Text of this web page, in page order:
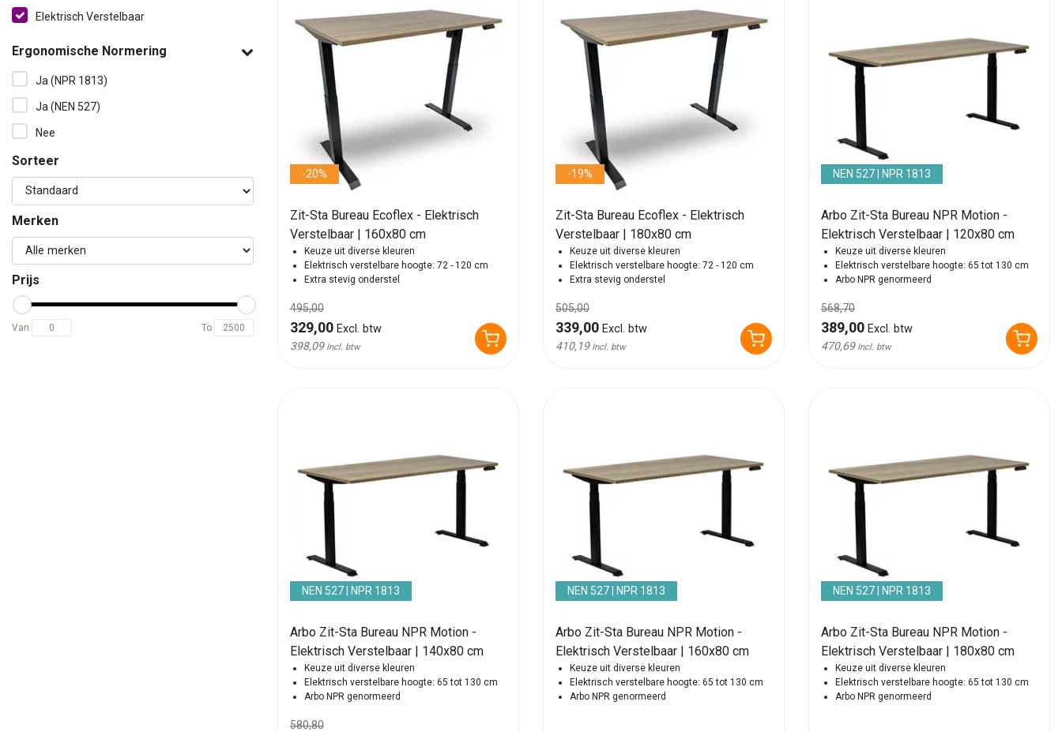
Elektrisch Verstelbaar
Ergonomische Normering
Ja (NPR 1813)
Ja (NEN 527)
Nee
Sorteer
Merken
Prijs
Van To
-20%
Zit-Sta Bureau Ecoflex - Elektrisch
Verstelbaar | 160x80 cm
Keuze uit diverse kleuren
Elektrisch verstelbare hoogte: 72 - 120 cm
Extra stevig onderstel
495,00
329,00 Excl. btw
398,09 Incl. btw
-19%
Zit-Sta Bureau Ecoflex - Elektrisch
Verstelbaar | 180x80 cm
Keuze uit diverse kleuren
Elektrisch verstelbare hoogte: 72 - 120 cm
Extra stevig onderstel
505,00
339,00 Excl. btw
410,19 Incl. btw
NEN 527 | NPR 1813
Arbo Zit-Sta Bureau NPR Motion -
Elektrisch Verstelbaar | 120x80 cm
Keuze uit diverse kleuren
Elektrisch verstelbare hoogte: 65 tot 130 cm
Arbo NPR genormeerd
568,70
389,00 Excl. btw
470,69 Incl. btw
NEN 527 | NPR 1813
Arbo Zit-Sta Bureau NPR Motion -
Elektrisch Verstelbaar | 140x80 cm
Keuze uit diverse kleuren
Elektrisch verstelbare hoogte: 65 tot 130 cm
Arbo NPR genormeerd
580,80
NEN 527 | NPR 1813
Arbo Zit-Sta Bureau NPR Motion -
Elektrisch Verstelbaar | 160x80 cm
Keuze uit diverse kleuren
Elektrisch verstelbare hoogte: 65 tot 130 cm
Arbo NPR genormeerd
NEN 527 | NPR 1813
Arbo Zit-Sta Bureau NPR Motion -
Elektrisch Verstelbaar | 180x80 cm
Keuze uit diverse kleuren
Elektrisch verstelbare hoogte: 65 tot 130 cm
Arbo NPR genormeerd